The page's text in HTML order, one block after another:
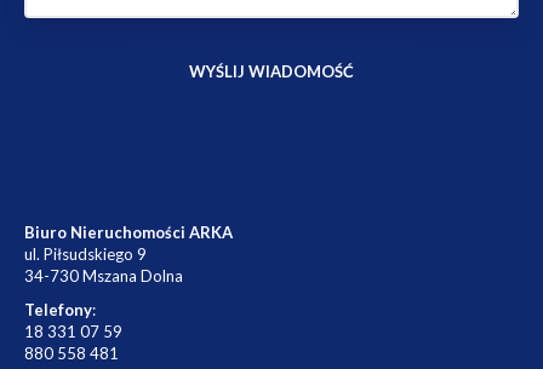
Biuro Nieruchomości ARKA
ul. Piłsudskiego 9
34-730 Mszana Dolna
Telefony:
18 331 07 59
880 558 481